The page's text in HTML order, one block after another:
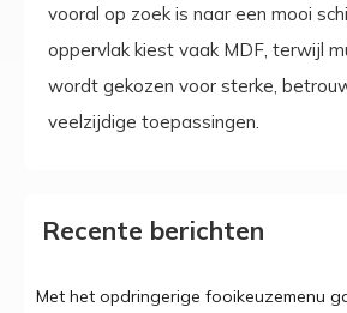
vooral op zoek is naar een mooi
oppervlak kiest vaak MDF, terwijl
wordt gekozen voor sterke,
veelzijdige toepassingen.
Recente berichten
Met het opdringerige fooikeuzemenu